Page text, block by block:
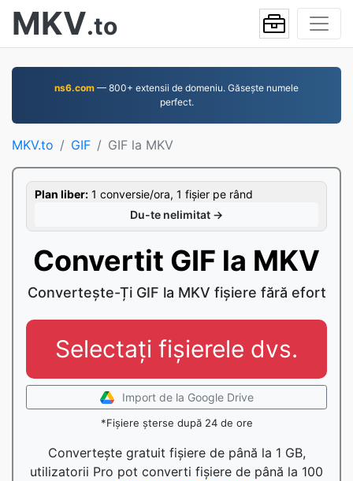
MKV.to
ns6.com — 800+ extensii de domeniu. Găsește numele
perfect.
MKV.to GIF GIF la MKV
Plan liber: 1 conversie/ora, 1 fișier pe rând
Du-te nelimitat →
Convertit GIF la MKV
Convertește-Ți GIF la MKV fișiere fără efort
Selectați fișierele dvs.
Import de la Google Drive
*Fișiere șterse după 24 de ore
Convertește gratuit fișiere de până la 1 GB,
utilizatorii Pro pot converti fișiere de până la 100